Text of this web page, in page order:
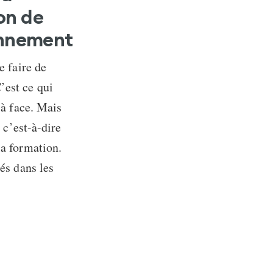
de
faire de
ce qui
face. Mais
à-dire
formation.
dans les